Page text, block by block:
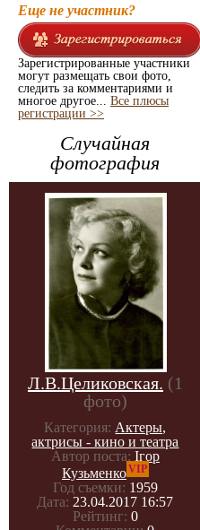
Еще не участник?
Зарегистрированные участники
могут размещать свои фото,
следить за комментариями и
многое другое... Все плюсы
регистрации >>
Случайная
фотография
Л.В.Целиковская. (1
фото)
Категория: Актеры,
актрисы - кино и театра
Автор поста: Ігор
КузьменкоVIP
Год съемки: 1959
Дата: 23.04.2017 16:57
Рейтинг: 0